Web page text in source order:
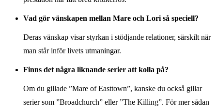
Vad gör vänskapen mellan Mare och Lori så speciell?
Deras vänskap visar styrkan i stödjande relationer, särskilt när
man står inför livets utmaningar.
Finns det några liknande serier att kolla på?
Om du gillade ”Mare of Easttown”, kanske du också gillar
serier som ”Broadchurch” eller ”The Killing”. För mer sådan